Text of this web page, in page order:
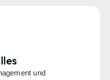
und